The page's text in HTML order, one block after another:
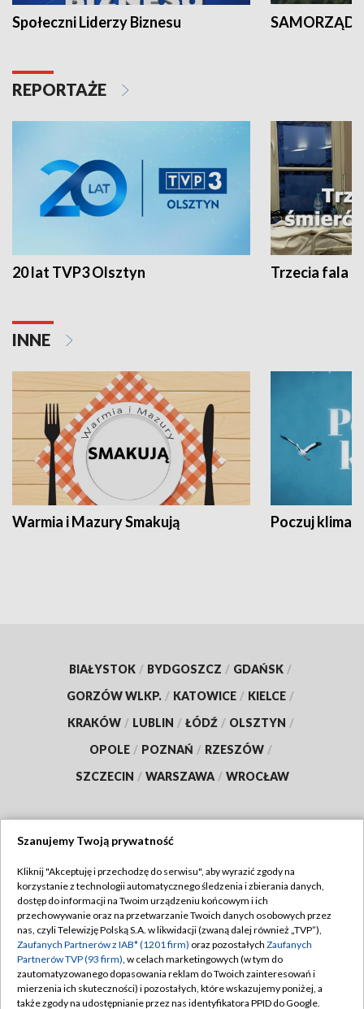
Społeczni Liderzy Biznesu SAMORZĄD
REPORTAŻE
20 lat TVP3 Olsztyn Trzecia fala -
INNE
Warmia i Mazury Smakują Poczuj klimat
BIAŁYSTOK / BYDGOSZCZ / GDAŃSK /
GORZÓW WLKP. / KATOWICE / KIELCE /
KRAKÓW / LUBLIN / ŁÓDŹ / OLSZTYN /
OPOLE / POZNAŃ / RZESZÓW /
SZCZECIN / WARSZAWA / WROCŁAW
TVP
Abonament TVP
Emisja w TVP
Centrum informacji TVP
Naziemna Telewizja Cyfrowa
Regulamin TVP
Polityka prywatności
Moje zgody
Pomoc
Szanujemy Twoją prywatność
Kliknij "Akceptuję i przechodzę do serwisu", aby wyrazić zgody na
korzystanie z technologii automatycznego śledzenia i zbierania danych,
dostęp do informacji na Twoim urządzeniu końcowym i ich
przechowywanie oraz na przetwarzanie Twoich danych osobowych przez
nas, czyli Telewizję Polską S.A. w likwidacji (zwaną dalej również „TVP”),
Zaufanych Partnerów z IAB* (1201 firm) oraz pozostałych Zaufanych
Partnerów TVP (93 firm), w celach marketingowych (w tym do
zautomatyzowanego dopasowania reklam do Twoich zainteresowań i
mierzenia ich skuteczności) i pozostałych, które wskazujemy poniżej, a
także zgody na udostępnianie przez nas identyfikatora PPID do Google.